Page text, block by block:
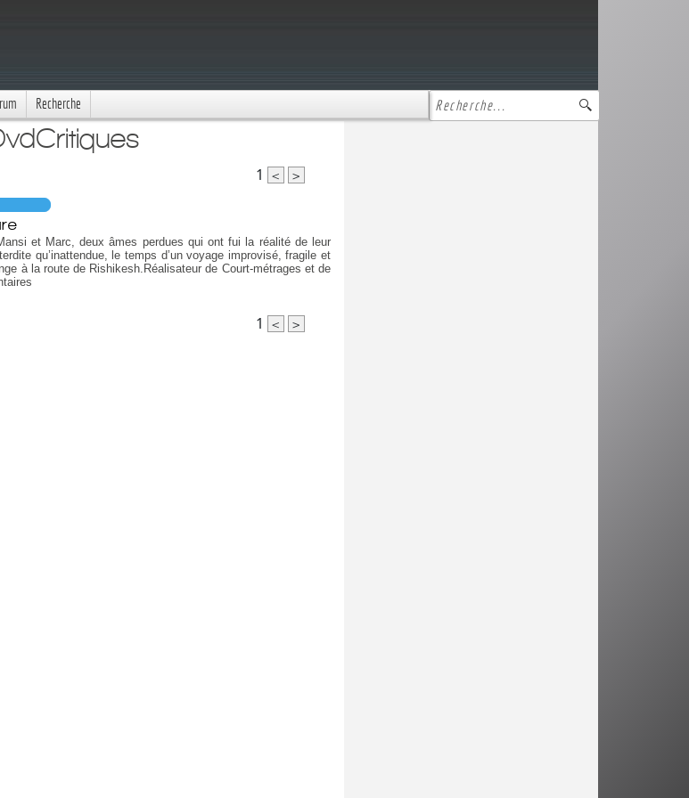
Recherche
1 < >
et Marc, deux âmes perdues qui ont fui la réalité de leur
qu’inattendue, le temps d’un voyage improvisé, fragile et
à la route de Rishikesh.Réalisateur de Court-métrages et de
1 < >